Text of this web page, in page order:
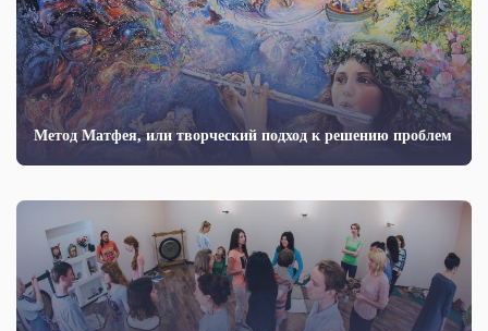
Метод Матфея, или творческий подход к решению проблем